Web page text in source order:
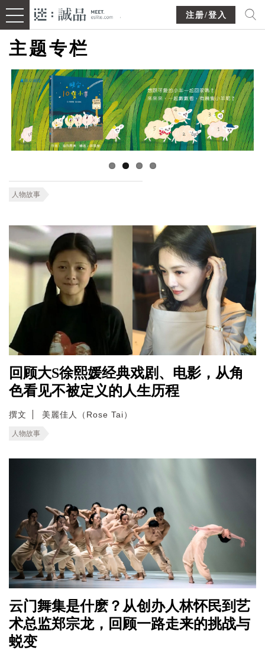
注册/登入
主题专栏
人物故事
回顾大S徐熙媛经典戏剧、电影，从角
色看见不被定义的人生历程
撰文 美麗佳人（Rose Tai）
人物故事
云门舞集是什麽？从创办人林怀民到艺
术总监郑宗龙，回顾一路走来的挑战与
蜕变